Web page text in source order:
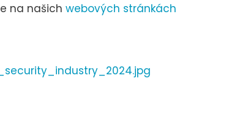
na našich webových stránkách